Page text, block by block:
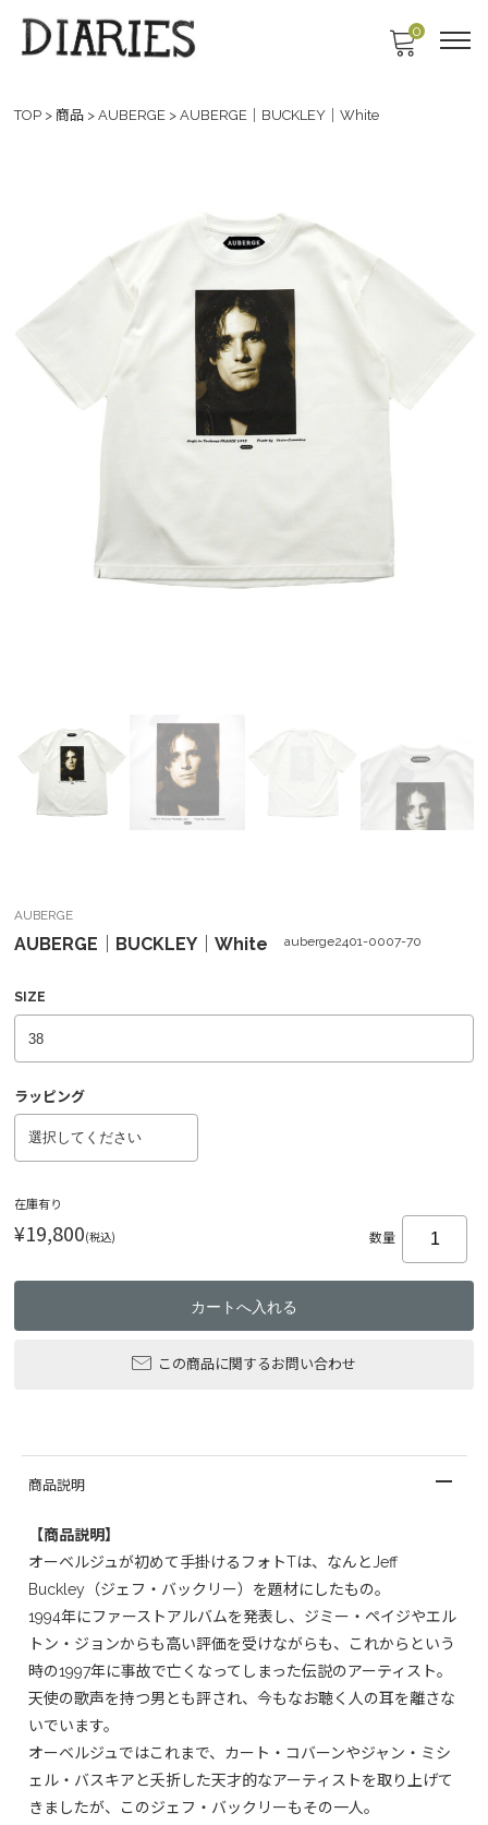
0
TOP > 商品 > AUBERGE > AUBERGE｜BUCKLEY｜White
AUBERGE
AUBERGE｜BUCKLEY｜White auberge2401-0007-70
SIZE
ラッピング
在庫有り
¥19,800(税込) 数量
この商品に関するお問い合わせ
商品説明
【商品説明】
オーベルジュが初めて手掛けるフォトTは、なんとJeff
Buckley（ジェフ・バックリー）を題材にしたもの。
1994年にファーストアルバムを発表し、ジミー・ペイジやエル
トン・ジョンからも高い評価を受けながらも、これからという
時の1997年に事故で亡くなってしまった伝説のアーティスト。
天使の歌声を持つ男とも評され、今もなお聴く人の耳を離さな
いでいます。
オーベルジュではこれまで、カート・コバーンやジャン・ミシ
ェル・バスキアと夭折した天才的なアーティストを取り上げて
きましたが、このジェフ・バックリーもその一人。